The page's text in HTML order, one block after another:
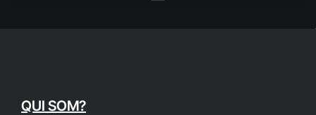
QUI SOM?